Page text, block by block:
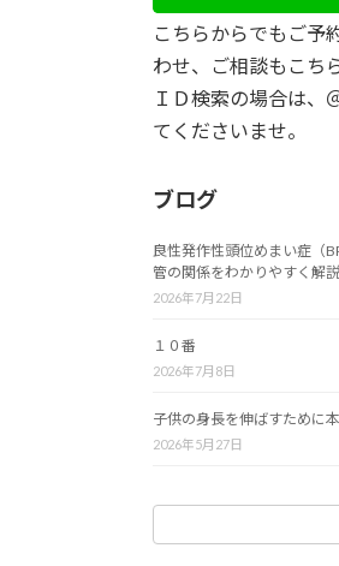
こちらからでもご予
わせ、ご相談もこち
ＩＤ検索の場合は、
てくださいませ。
ブログ
良性発作性頭位めまい症（
管の関係をわかりやすく解説
2026年7月22日
１０番
2026年7月8日
子供の身長を伸ばすために
2026年5月27日